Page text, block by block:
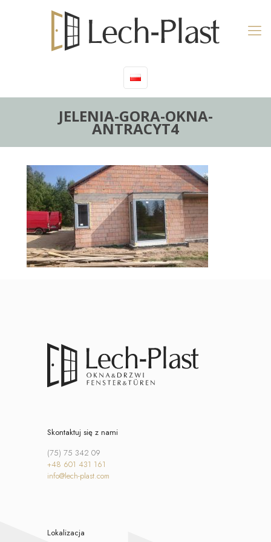
JELENIA-GORA-OKNA-
ANTRACYT4
Skontaktuj się z nami
(75) 75 342 09
+48 601 431 161
info@lech-plast.com
Lokalizacja